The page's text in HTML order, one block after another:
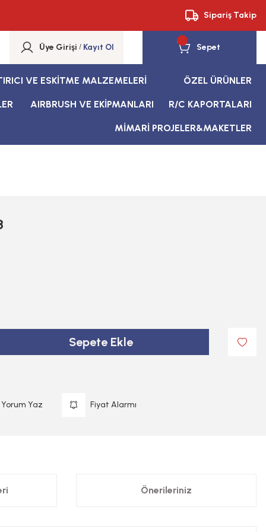
Sipariş Takip
Üye Girişi / Kayıt Ol Sepet
VE ESKİTME MALZEMELERİ ÖZEL ÜRÜNLER
AIRBRUSH VE EKİPMANLARI R/C KAPORTALARI
MİMARİ PROJELER&MAKETLER
Sepete Ekle
Yorum Yaz Fiyat Alarmı
Önerileriniz